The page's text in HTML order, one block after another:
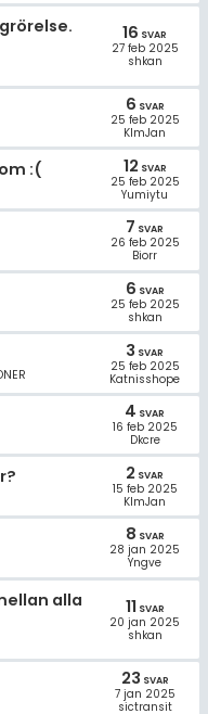
16 SVAR
27 feb 2025
shkan
6 SVAR
25 feb 2025
KlmJan
:( 12 SVAR
25 feb 2025
Yumiytu
7 SVAR
26 feb 2025
Biorr
6 SVAR
25 feb 2025
shkan
3 SVAR
25 feb 2025
Katnisshope
4 SVAR
16 feb 2025
Dkcre
2 SVAR
15 feb 2025
KlmJan
8 SVAR
28 jan 2025
Yngve
alla
11 SVAR
20 jan 2025
shkan
23 SVAR
7 jan 2025
sictransit